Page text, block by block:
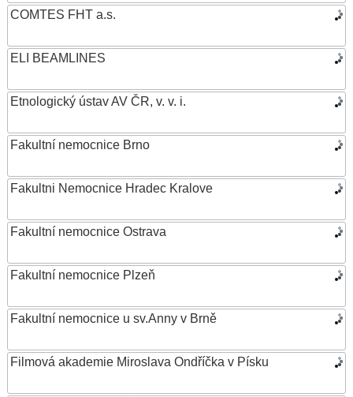
COMTES FHT a.s.
ELI BEAMLINES
Etnologický ústav AV ČR, v. v. i.
Fakultní nemocnice Brno
Fakultni Nemocnice Hradec Kralove
Fakultní nemocnice Ostrava
Fakultní nemocnice Plzeň
Fakultní nemocnice u sv.Anny v Brně
Filmová akademie Miroslava Ondříčka v Písku